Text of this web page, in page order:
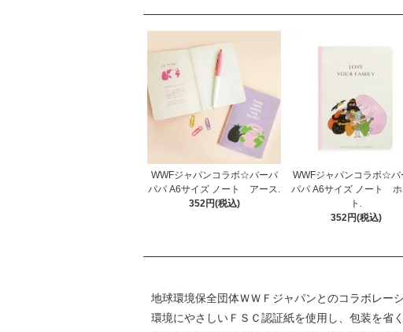
WWFジャパンコラボ☆バーバ
パパ A6サイズ ノート アース.
352円(税込)
WWFジャパンコラボ☆バ
パパ A6サイズ ノート ホ
ト.
352円(税込)
地球環境保全団体ＷＷＦジャパンとのコラボレー
環境にやさしいＦＳＣ認証紙を使用し、包装を省